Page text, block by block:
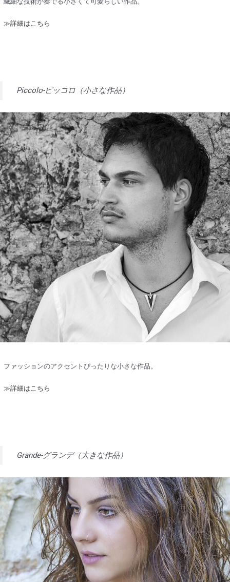
≫詳細はこちら
Piccolo-ピッコロ（小さな作品）
ファッションのアクセントぴったりな小さな作品。
≫詳細はこちら
Grande-グランデ（大きな作品）